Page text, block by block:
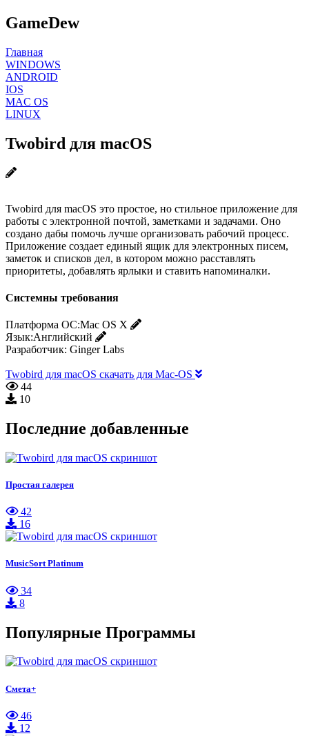
GameDew
Главная
WINDOWS
ANDROID
IOS
MAC OS
LINUX
Twobird для macOS
Twobird для macOS это простое, но стильное приложение для
работы с электронной почтой, заметками и задачами. Оно
создано дабы помочь лучше организовать рабочий процесс.
Приложение создает единый ящик для электронных писем,
заметок и списков дел, в котором можно расставлять
приоритеты, добавлять ярлыки и ставить напоминалки.
Системны требования
Платформа ОС:Mac OS X
Язык:Английский
Разработчик: Ginger Labs
Twobird для macOS скачать для Mac-OS
44
10
Последние добавленные
Простая галерея
42
16
MusicSort Platinum
34
8
Популярные Программы
Смета+
46
12